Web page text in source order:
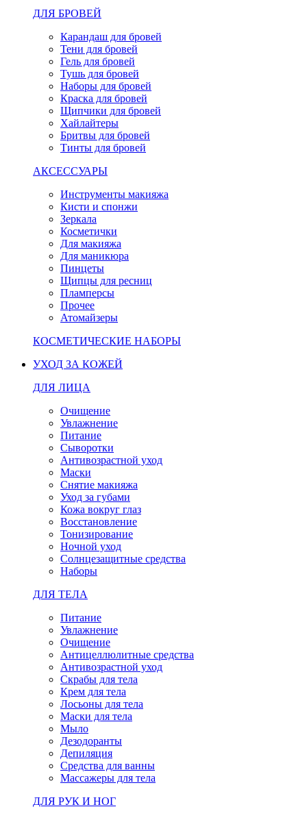
ДЛЯ БРОВЕЙ
Карандаш для бровей
Тени для бровей
Гель для бровей
Тушь для бровей
Наборы для бровей
Краска для бровей
Щипчики для бровей
Хайлайтеры
Бритвы для бровей
Тинты для бровей
АКСЕССУАРЫ
Инструменты макияжа
Кисти и спонжи
Зеркала
Косметички
Для макияжа
Для маникюра
Пинцеты
Щипцы для ресниц
Пламперсы
Прочее
Атомайзеры
КОСМЕТИЧЕСКИЕ НАБОРЫ
УХОД ЗА КОЖЕЙ
ДЛЯ ЛИЦА
Очищение
Увлажнение
Питание
Сыворотки
Антивозрастной уход
Маски
Снятие макияжа
Уход за губами
Кожа вокруг глаз
Восстановление
Тонизирование
Ночной уход
Солнцезащитные средства
Наборы
ДЛЯ ТЕЛА
Питание
Увлажнение
Очищение
Антицеллюлитные средства
Антивозрастной уход
Скрабы для тела
Крем для тела
Лосьоны для тела
Маски для тела
Мыло
Дезодоранты
Депиляция
Средства для ванны
Массажеры для тела
ДЛЯ РУК И НОГ